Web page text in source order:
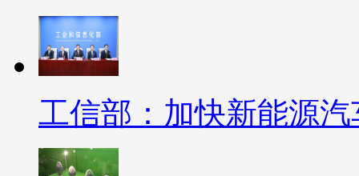
工信部：加快新能源